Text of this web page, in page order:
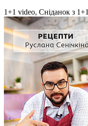
1+1 video, Сніданок з 1+1